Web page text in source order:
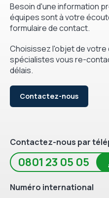
Besoin d'une information
équipes sont à votre
formulaire de contact.
Choisissez l'objet de votre
spécialistes vous re-
délais.
Contactez-nous
Contactez-nous par
0801 23 05 05
Numéro international